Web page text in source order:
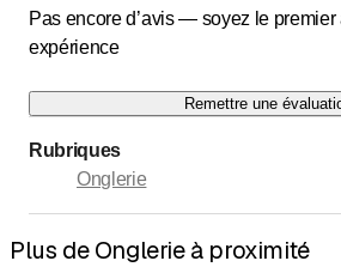
Pas encore d’avis — soyez le premier
expérience
Remettre une
Rubriques
Onglerie
Plus de Onglerie à proximité